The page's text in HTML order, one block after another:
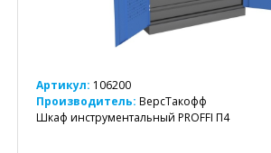
Артикул: 106200
Производитель: ВерсТакофф
Шкаф инструментальный PROFFI П4